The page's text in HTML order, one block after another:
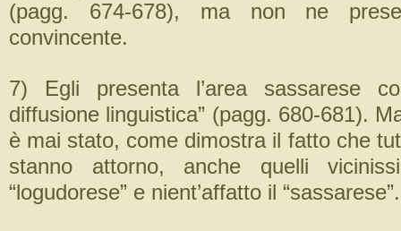
(pagg. 674-678), ma non ne
convincente.
7) Egli presenta l’area sassarese
diffusione linguistica” (pagg. 680-681).
è mai stato, come dimostra il fatto che
stanno attorno, anche quelli
“logudorese” e nient’affatto il “sassarese”.